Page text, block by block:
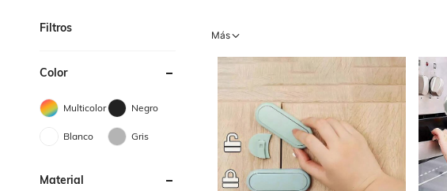
Filtros
Color
Multicolor Negro
Blanco Gris
Material
Más